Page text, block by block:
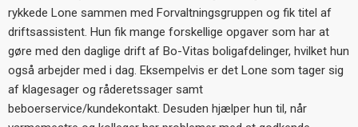
rykkede Lone sammen med Forvaltningsgruppen og fik titel af
driftsassistent. Hun fik mange forskellige opgaver som har at
gøre med den daglige drift af Bo-Vitas boligafdelinger, hvilket hun
også arbejder med i dag. Eksempelvis er det Lone som tager sig
af klagesager og råderetssager samt
beboerservice/kundekontakt. Desuden hjælper hun til, når